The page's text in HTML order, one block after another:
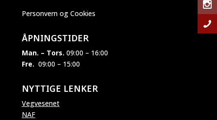
Personvern og Cookies
ÅPNINGSTIDER
Man. – Tors. 09:00 – 16:00
Fre. 09:00 – 15:00
NYTTIGE LENKER
Vegvesenet
NAF